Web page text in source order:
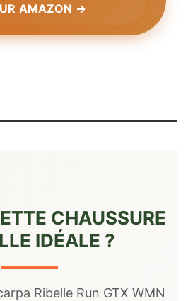
AMAZON →
CHAUSSURE
IDÉALE ?
Ribelle Run GTX WMN